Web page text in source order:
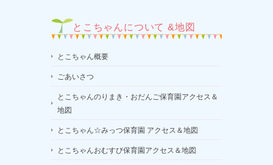
とこちゃんについて &地図
とこちゃん概要
ごあいさつ
とこちゃんのりまき・おだんご保育園アクセス＆
地図
とこちゃん☆みっつ保育園 アクセス＆地図
とこちゃんおむすび保育園アクセス＆地図